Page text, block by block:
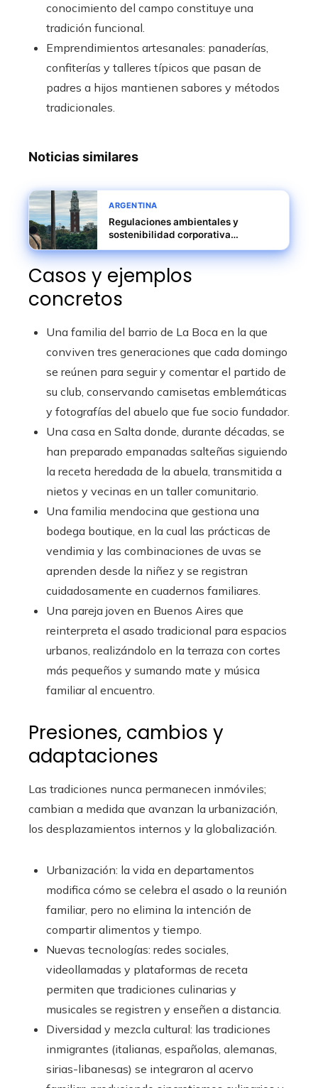
conocimiento del campo constituye una
tradición funcional.
Emprendimientos artesanales: panaderías,
confiterías y talleres típicos que pasan de
padres a hijos mantienen sabores y métodos
tradicionales.
Noticias similares
ARGENTINA
Regulaciones ambientales y
sostenibilidad corporativa
transforman modelos de negocio en
Argentina
Casos y ejemplos
concretos
Una familia del barrio de La Boca en la que
conviven tres generaciones que cada domingo
se reúnen para seguir y comentar el partido de
su club, conservando camisetas emblemáticas
y fotografías del abuelo que fue socio fundador.
Una casa en Salta donde, durante décadas, se
han preparado empanadas salteñas siguiendo
la receta heredada de la abuela, transmitida a
nietos y vecinas en un taller comunitario.
Una familia mendocina que gestiona una
bodega boutique, en la cual las prácticas de
vendimia y las combinaciones de uvas se
aprenden desde la niñez y se registran
cuidadosamente en cuadernos familiares.
Una pareja joven en Buenos Aires que
reinterpreta el asado tradicional para espacios
urbanos, realizándolo en la terraza con cortes
más pequeños y sumando mate y música
familiar al encuentro.
Presiones, cambios y
adaptaciones
Las tradiciones nunca permanecen inmóviles;
cambian a medida que avanzan la urbanización,
los desplazamientos internos y la globalización.
Urbanización: la vida en departamentos
modifica cómo se celebra el asado o la reunión
familiar, pero no elimina la intención de
compartir alimentos y tiempo.
Nuevas tecnologías: redes sociales,
videollamadas y plataformas de receta
permiten que tradiciones culinarias y
musicales se registren y enseñen a distancia.
Diversidad y mezcla cultural: las tradiciones
inmigrantes (italianas, españolas, alemanas,
sirias-libanesas) se integraron al acervo